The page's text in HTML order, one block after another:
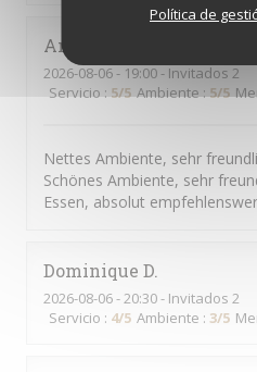
Política de
Andreas
2026-08-06- 19:00 - Invitados 2
Servicio:5/5 Ambiente:5/5
Nettes Ambiente, sehr
Schönes Ambiente, sehr
Essen, absolut
Dominique D
2026-08-06- 20:30 - Invitados 2
Servicio : 4/5 Ambiente : 3/5